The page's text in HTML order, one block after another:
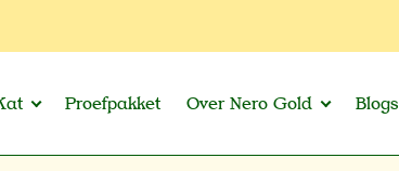
Proefpakket Over Nero Gold Blogs